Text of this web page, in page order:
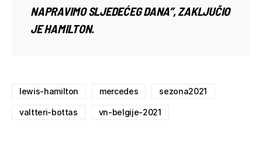
NAPRAVIMO SLJEDEĆEG DANA”, ZAKLJUČIO
JE HAMILTON.
lewis-hamilton mercedes sezona2021
valtteri-bottas vn-belgije-2021